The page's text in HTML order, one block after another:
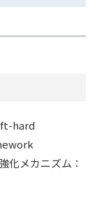
hard
化メカニズム：